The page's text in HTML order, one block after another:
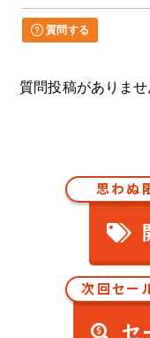
質問する
質問投稿がありま
思わぬ
次回セー
セ